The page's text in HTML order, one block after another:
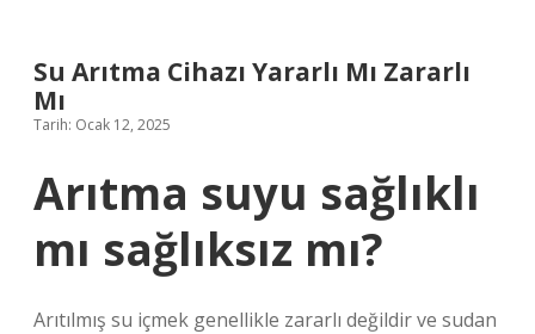
Su Arıtma Cihazı Yararlı Mı Zararlı
Mı
Tarih: Ocak 12, 2025
Arıtma suyu sağlıklı
mı sağlıksız mı?
Arıtılmış su içmek genellikle zararlı değildir ve sudan